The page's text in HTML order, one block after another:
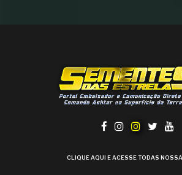
CLIQUE AQUI E ACESSE TODAS